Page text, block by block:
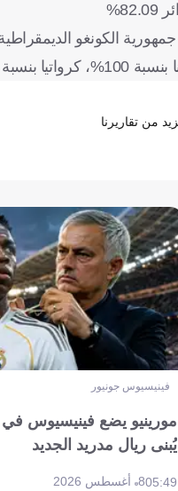
فينيسيوس جونيور
مورينيو يضع فينيسيوس في
يُبنى ريال مدريد الجديد
05:498 أغسطس 2026